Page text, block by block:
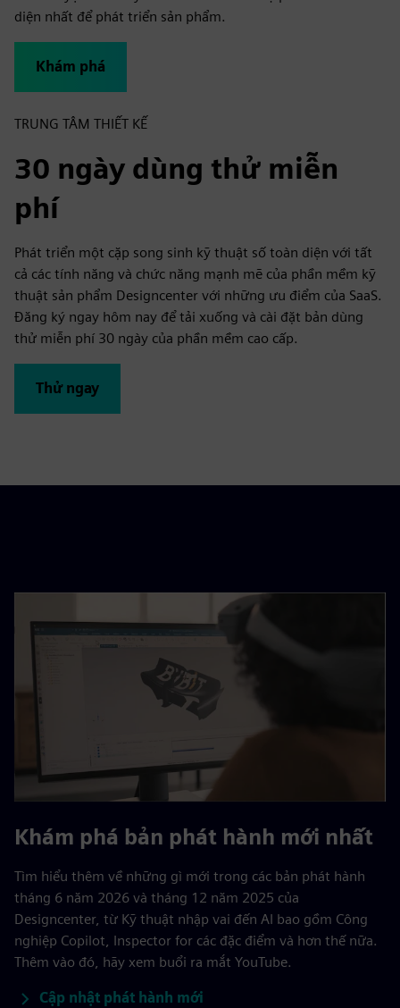
diện nhất để phát triển sản phẩm.
Khám phá
TRUNG TÂM THIẾT KẾ
30 ngày dùng thử miễn
phí
Phát triển một cặp song sinh kỹ thuật số toàn diện với tất
cả các tính năng và chức năng mạnh mẽ của phần mềm kỹ
thuật sản phẩm Designcenter với những ưu điểm của SaaS.
Đăng ký ngay hôm nay để tải xuống và cài đặt bản dùng
thử miễn phí 30 ngày của phần mềm cao cấp.
Thử ngay
Khám phá bản phát hành mới nhất
Tìm hiểu thêm về những gì mới trong các bản phát hành
tháng 6 năm 2026 và tháng 12 năm 2025 của
Designcenter, từ Kỹ thuật nhập vai đến AI bao gồm Công
nghiệp Copilot, Inspector for các đặc điểm và hơn thế nữa.
Thêm vào đó, hãy xem buổi ra mắt YouTube.
Cập nhật phát hành mới